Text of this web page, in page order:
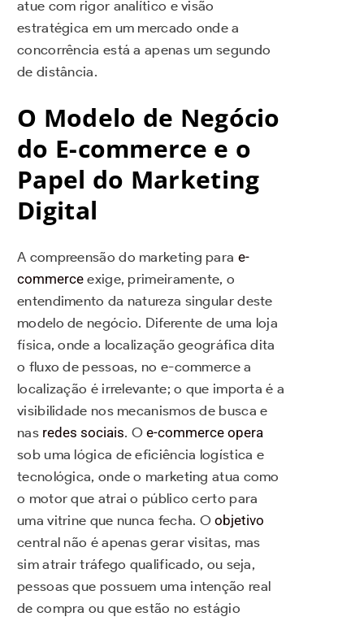
atue com rigor analítico e visão
estratégica em um mercado onde a
concorrência está a apenas um segundo
de distância.
O Modelo de Negócio
do E-commerce e o
Papel do Marketing
Digital
A compreensão do marketing para e-
commerce exige, primeiramente, o
entendimento da natureza singular deste
modelo de negócio. Diferente de uma loja
física, onde a localização geográfica dita
o fluxo de pessoas, no e-commerce a
localização é irrelevante; o que importa é a
visibilidade nos mecanismos de busca e
nas redes sociais. Oe-commerce opera
sob uma lógica de eficiência logística e
tecnológica, onde o marketing atua como
o motor que atrai o público certo para
uma vitrine que nunca fecha. Oobjetivo
central não é apenas gerar visitas, mas
sim atrair tráfego qualificado, ou seja,
pessoas que possuem uma intenção real
de compra ou que estão no estágio